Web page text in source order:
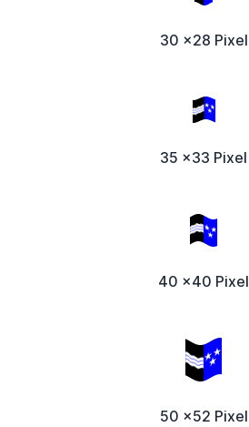
30 x28 Pixel
35 x33 Pixel
40 x40 Pixel
50 x52 Pixel